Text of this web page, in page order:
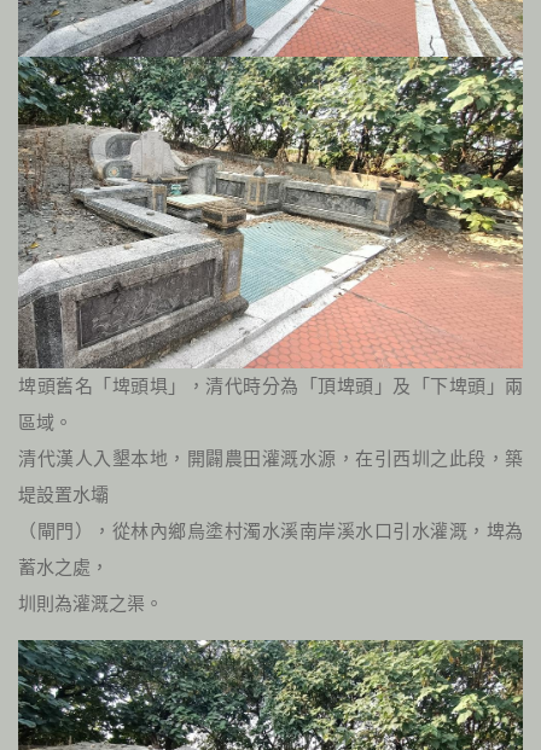
埤頭舊名「埤頭埧」，清代時分為「頂埤頭」及「下埤頭」兩
區域。
清代漢人入墾本地，開闢農田灌溉水源，在引西圳之此段，築
堤設置水壩
（閘門），從林內鄉烏塗村濁水溪南岸溪水口引水灌溉，埤為
蓄水之處，
圳則為灌溉之渠。